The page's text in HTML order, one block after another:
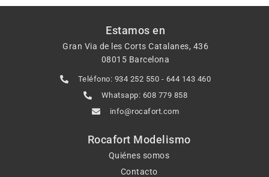
Estamos en
Gran Via de les Corts Catalanes, 436
08015 Barcelona
Teléfono: 934 252 550 - 644 143 460
Whatsapp: 608 779 858
info@rocafort.com
Rocafort Modelismo
Quiénes somos
Contacto